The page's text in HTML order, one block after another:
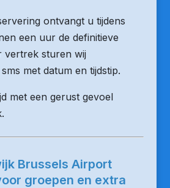
ontvangt u tijdens
een uur de definitieve
vertrek sturen wij
met datum en tijdstip.
met een gerust gevoel
Brussels Airport
groepen en extra